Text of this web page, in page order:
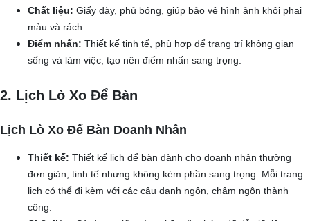
Chất liệu: Giấy dày, phủ bóng, giúp bảo vệ hình ảnh khỏi phai
màu và rách.
Điểm nhấn: Thiết kế tinh tế, phù hợp để trang trí không gian
sống và làm việc, tạo nên điểm nhấn sang trọng.
2. Lịch Lò Xo Để Bàn
Lịch Lò Xo Để Bàn Doanh Nhân
Thiết kế: Thiết kế lịch để bàn dành cho doanh nhân thường
đơn giản, tinh tế nhưng không kém phần sang trọng. Mỗi trang
lịch có thể đi kèm với các câu danh ngôn, châm ngôn thành
công.